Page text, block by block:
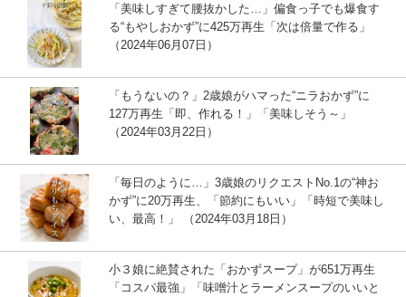
「美味しすぎて腰抜かした…」偏食っ子でも爆食す
る“もやしおかず”に425万再生「次は倍量で作る」
（2024年06月07日）
「もうないの？」2歳娘がハマった“ニラおかず”に
127万再生「即、作れる！」「美味しそう～」
（2024年03月22日）
「毎日のように…」3歳娘のリクエストNo.1の“神お
かず”に20万再生、「節約にもいい」「時短で美味し
い、最高！」 （2024年03月18日）
小３娘に絶賛された「おかずスープ」が651万再生
「コスパ最強」「味噌汁とラーメンスープのいいと